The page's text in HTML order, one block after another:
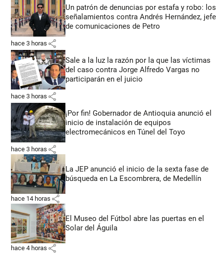
Un patrón de denuncias por estafa y robo: los
señalamientos contra Andrés Hernández, jefe
de comunicaciones de Petro
hace 3 horas share
Sale a la luz la razón por la que las víctimas
del caso contra Jorge Alfredo Vargas no
participarán en el juicio
hace 3 horas share
¡Por fin! Gobernador de Antioquia anunció el
inicio de instalación de equipos
electromecánicos en Túnel del Toyo
hace 3 horas share
La JEP anunció el inicio de la sexta fase de
búsqueda en La Escombrera, de Medellín
hace 14 horas share
El Museo del Fútbol abre las puertas en el
Solar del Águila
hace 4 horas share